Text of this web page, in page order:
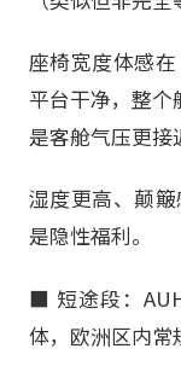
座椅宽度体感
平台干净，整个
是客舱气压更接
湿度更高、颠
是隐性福利。
■ 短途段：
体，欧洲区内常